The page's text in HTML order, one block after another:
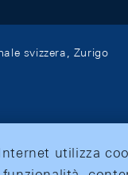
svizzera, Zurigo
utilizza